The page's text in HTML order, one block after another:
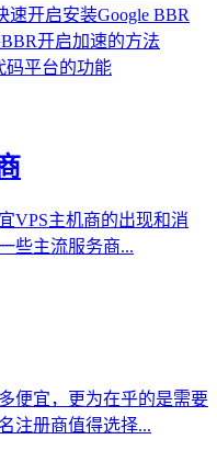
速开启安装Google BBR
开启加速的方法
码平台的功能
VPS主机商的出现和消
些主流服务商...
便宜，更为在乎的是需要
注册商值得选择...